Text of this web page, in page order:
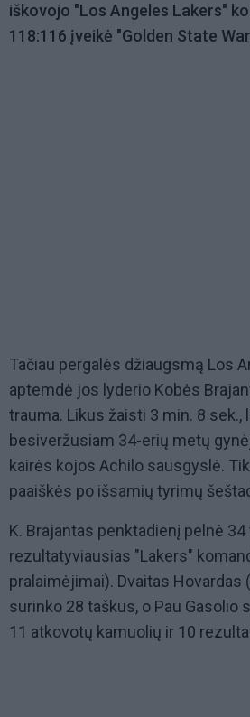
iškovojo "Los Angeles Lakers"
118:116 įveikė "Golden State
Tačiau pergalės džiaugsmą Los
aptemdė jos lyderio Kobės
trauma. Likus žaisti 3 min. 8 sek.,
besiveržusiam 34-erių metų
kairės kojos Achilo sausgyslė.
paaiškės po išsamių tyrimų
K. Brajantas penktadienį pelnė
rezultatyviausias "Lakers"
pralaimėjimai). Dvaitas Hovardas
surinko 28 taškus, o Pau Gasolio
11 atkovotų kamuolių ir 10